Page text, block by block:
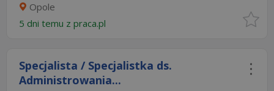
Opole
5 dni temu z praca.pl
Specjalista / Specjalistka ds.
Administrowania...